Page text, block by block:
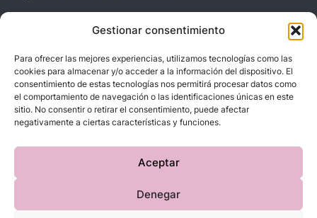
Gestionar consentimiento
Para ofrecer las mejores experiencias, utilizamos tecnologías como las
cookies para almacenar y/o acceder a la información del dispositivo. El
consentimiento de estas tecnologías nos permitirá procesar datos como
el comportamiento de navegación o las identificaciones únicas en este
sitio. No consentir o retirar el consentimiento, puede afectar
negativamente a ciertas características y funciones.
Aceptar
Denegar
Copyright © 2023 D’BeBe’S. Todos los derechos reservados.